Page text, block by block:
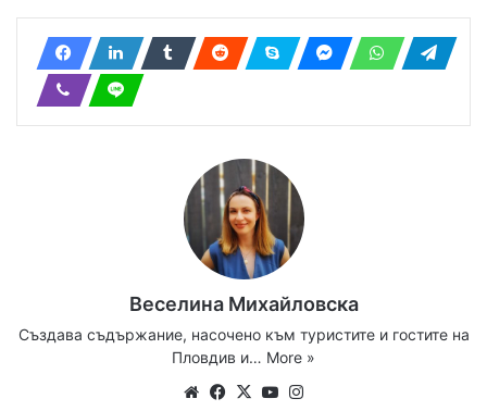
Веселина Михайловска
Създава съдържание, насочено към туристите и гостите на
Пловдив и… More »
WebsiteFacebook
X YouTube